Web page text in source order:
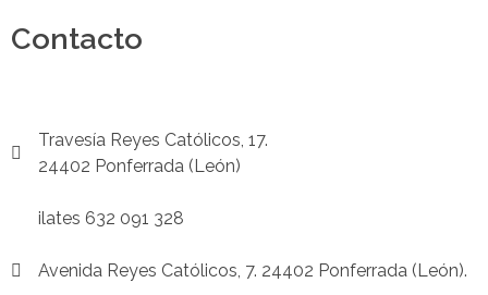
Contacto
Travesía Reyes Católicos, 17.
24402 Ponferrada (León)
ilates 632 091 328
Avenida Reyes Católicos, 7. 24402 Ponferrada (León).